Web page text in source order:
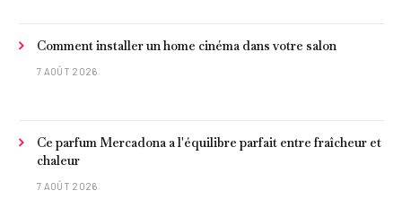
Comment installer un home cinéma dans votre salon
7 AOÛT 2026
Ce parfum Mercadona a l'équilibre parfait entre fraîcheur et
chaleur
7 AOÛT 2026